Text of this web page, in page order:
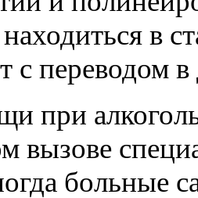
в
с переводом
при
вызове
больные